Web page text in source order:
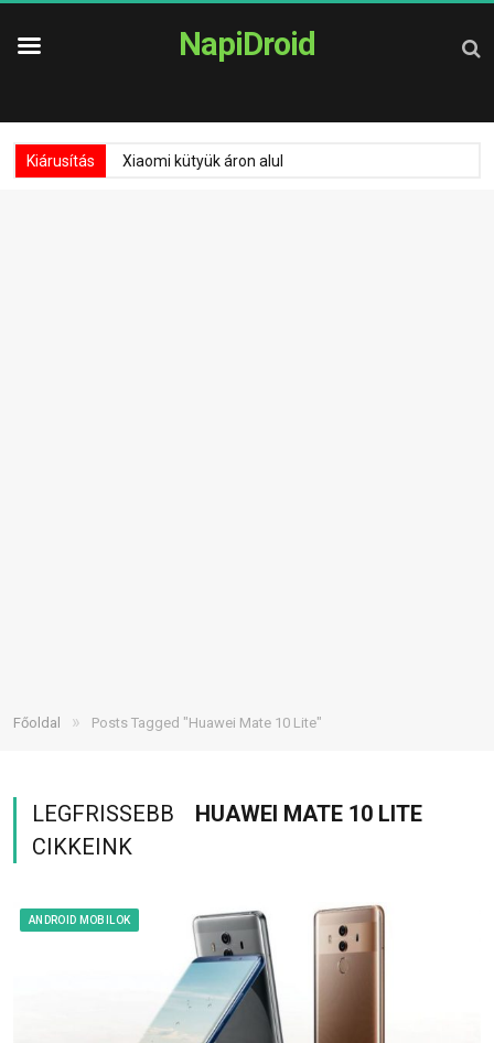
NapiDroid
Kiárusítás Xiaomi kütyük áron alul
Főoldal » Posts Tagged "Huawei Mate 10 Lite"
LEGFRISSEBB
HUAWEI MATE 10 LITE
CIKKEINK
ANDROID MOBILOK